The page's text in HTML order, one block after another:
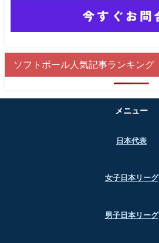
ソフトボール人気記事ランキング
メニュー
日本代表
女子日本リーグ
男子日本リーグ